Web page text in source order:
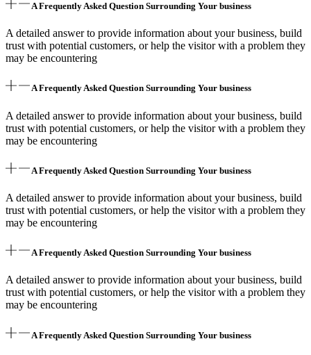
A Frequently Asked Question Surrounding Your business
A detailed answer to provide information about your business, build
trust with potential customers, or help the visitor with a problem they
may be encountering
A Frequently Asked Question Surrounding Your business
A detailed answer to provide information about your business, build
trust with potential customers, or help the visitor with a problem they
may be encountering
A Frequently Asked Question Surrounding Your business
A detailed answer to provide information about your business, build
trust with potential customers, or help the visitor with a problem they
may be encountering
A Frequently Asked Question Surrounding Your business
A detailed answer to provide information about your business, build
trust with potential customers, or help the visitor with a problem they
may be encountering
A Frequently Asked Question Surrounding Your business